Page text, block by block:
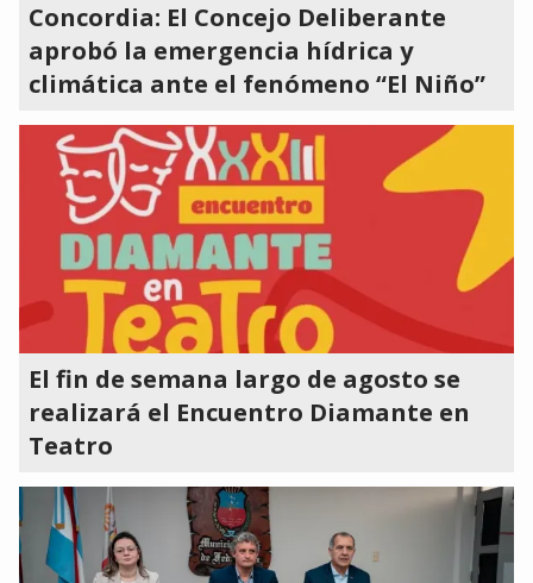
Concordia: El Concejo Deliberante
aprobó la emergencia hídrica y
climática ante el fenómeno “El Niño”
El fin de semana largo de agosto se
realizará el Encuentro Diamante en
Teatro